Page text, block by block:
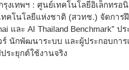
งเทพฯ : ศูนย์เทคโนโลยีอิเล็กทร
โนโลยีแห่งชาติ (สวทช.) จัดการฝึ
และ AI Thailand Benchmark” ป
กพัฒนาระบบ และผู้ประกอบการ
ะยุกต์ใช้งานจริง